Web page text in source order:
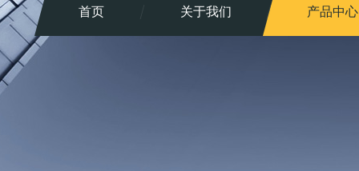
首页 关于我们 产品中心